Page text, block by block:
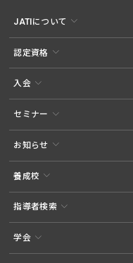
JATIについて
認定資格
入会
セミナー
お知らせ
養成校
指導者検索
学会